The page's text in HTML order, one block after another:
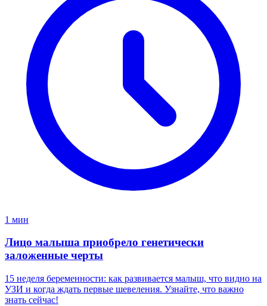
1 мин
Лицо малыша приобрело генетически
заложенные черты
15 неделя беременности: как развивается малыш, что видно на
УЗИ и когда ждать первые шевеления. Узнайте, что важно
знать сейчас!